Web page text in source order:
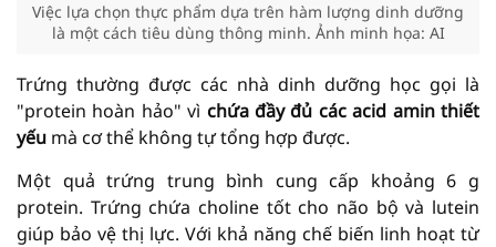
Việc lựa chọn thực phẩm dựa trên hàm lượng dinh dưỡng
là một cách tiêu dùng thông minh. Ảnh minh họa: AI
Trứng thường được các nhà dinh dưỡng học gọi là
"protein hoàn hảo" vì chứa đầy đủ các acid amin thiết
yếu mà cơ thể không tự tổng hợp được.
Một quả trứng trung bình cung cấp khoảng 6 g
protein. Trứng chứa choline tốt cho não bộ và lutein
giúp bảo vệ thị lực. Với khả năng chế biến linh hoạt từ